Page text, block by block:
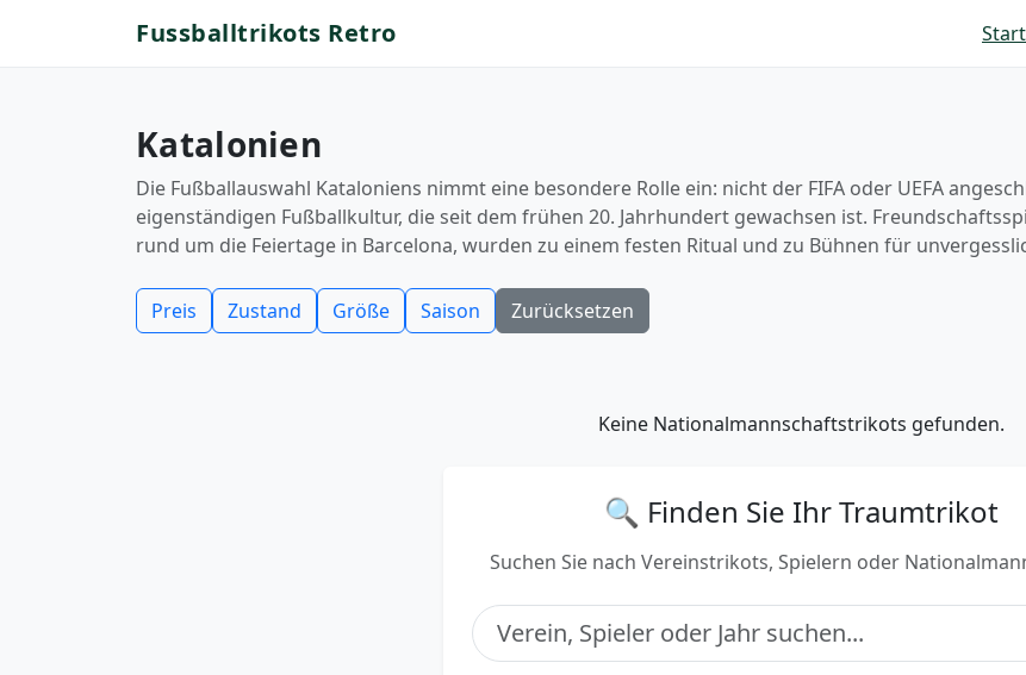
Fussballtrikots Retro
Katalonien
Die Fußballauswahl Kataloniens nimmt eine besondere Rolle ein: nicht der FIFA oder UEFA
eigenständigen Fußballkultur, die seit dem frühen 20. Jahrhundert gewachsen ist.
rund um die Feiertage in Barcelona, wurden zu einem festen Ritual und zu Bühnen für
Preis Zustand Größe Saison Zurücksetzen
Keine Nationalmannschaftstrikots gefunden.
🔍 Finden Sie Ihr Traumtrikot
Suchen Sie nach Vereinstrikots, Spielern oder